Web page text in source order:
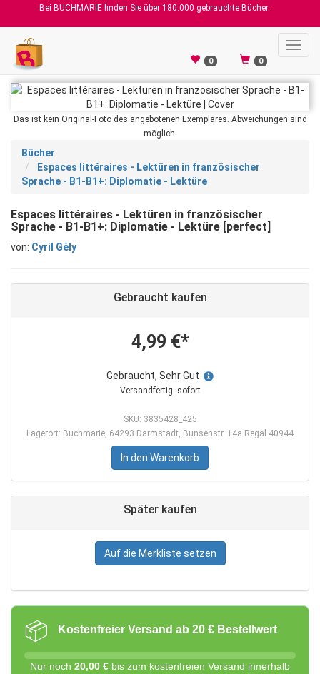
Bei BUCHMARIE finden Sie über 180.000 gebrauchte Bücher.
0 0
Das ist kein Original-Foto des angebotenen Exemplares. Abweichungen sind
möglich.
Bücher
Espaces littéraires - Lektüren in französischer
Sprache - B1-B1+: Diplomatie - Lektüre
Espaces littéraires - Lektüren in französischer
Sprache - B1-B1+: Diplomatie - Lektüre [perfect]
von: Cyril Gély
Gebraucht kaufen
4,99 €*
Gebraucht, Sehr Gut
Versandfertig: sofort
SKU: 3835428_425
Lagerort: Buchmarie, 64293 Darmstadt, Bunsenstr. 14a Regal 40944
In den Warenkorb
Später kaufen
Auf die Merkliste setzen
📦 Kostenfreier Versand ab 20 € Bestellwert
Nur noch 20,00 € bis zum kostenfreien Versand innerhalb